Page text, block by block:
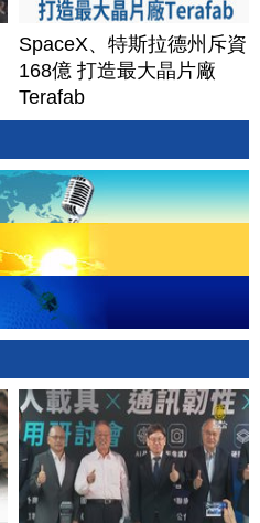
SpaceX、特斯拉德州斥資
168億 打造最大晶片廠
Terafab